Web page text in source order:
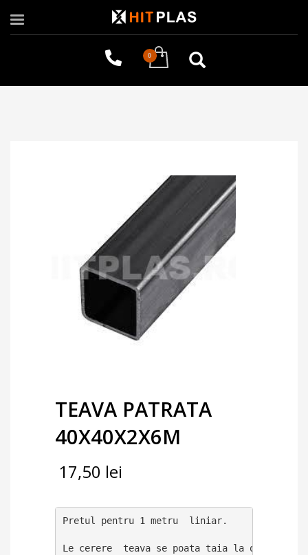
TEAVA PATRATA
40X40X2X6M
17,50 lei
Pretul pentru 1 metru  liniar.
Le cerere  teava se poata taia la orice